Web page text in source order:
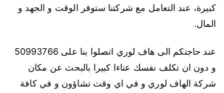
كبيرة، عند التعامل مع شركتنا ستوفر الوقت و الجهد و
المال.
عند حاجتكم الى هاف لوري اتصلوا بنا على 50993766
و دون ان تكلف نفسك عناءا كبيرا بالبحث عن مكان
شركة الهاف لوري و في اي وقت تشاؤون و في كافة